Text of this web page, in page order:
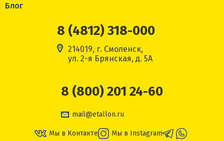
Блог
8 (4812) 318-000
214019, г. Смоленск,
ул. 2-я Брянская, д. 5А
8 (800) 201 24-60
mail@etallon.ru
Мы в Контакте Мы в Instagram